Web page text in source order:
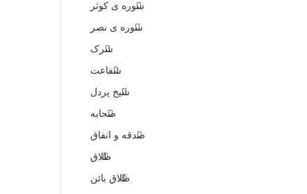
سوره ی کوثر
سوره ی نصر
شرک
شفاعت
شیخ پردل
صحابه
صدقه و انفاق
طلاق
طلاق بائن